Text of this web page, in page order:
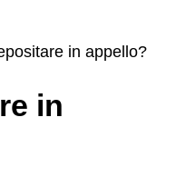
in appello?
in